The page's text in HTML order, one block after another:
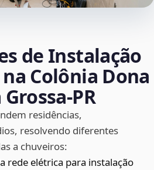
de Instalação
Colônia Dona
residências,
resolvendo diferentes
a chuveiros:
rede elétrica para instalação